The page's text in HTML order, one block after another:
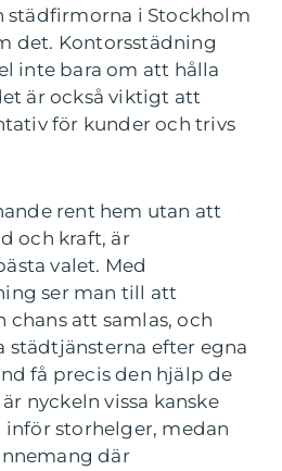
städfirmorna i Stockholm
det. Kontorsstädning
inte bara om att hålla
är också viktigt att
för kunder och trivs
rent hem utan att
och kraft, är
valet. Med
ser man till att
att samlas, och
städtjänsterna efter egna
få precis den hjälp de
nyckeln vissa kanske
inför storhelger, medan
där